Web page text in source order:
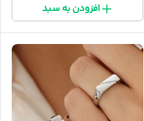
افزودن به سبد